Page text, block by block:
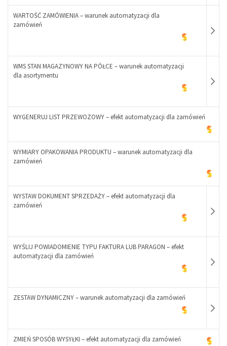
+
WARTOŚĆ ZAMÓWIENIA – warunek automatyzacji dla
zamówień
+
WMS STAN MAGAZYNOWY NA PÓŁCE – warunek automatyzacji
dla asortymentu
-
+
WYGENERUJ LIST PRZEWOZOWY – efekt automatyzacji dla zamówień
WYMIARY OPAKOWANIA PRODUKTU – warunek automatyzacji dla
zamówień
WYSTAW DOKUMENT SPRZEDAŻY – efekt automatyzacji dla
zamówień
+
WYŚLIJ POWIADOMIENIE TYPU FAKTURA LUB PARAGON – efekt
automatyzacji dla zamówień
-
ZESTAW DYNAMICZNY – warunek automatyzacji dla zamówień
ZMIEŃ SPOSÓB WYSYŁKI – efekt automatyzacji dla zamówień